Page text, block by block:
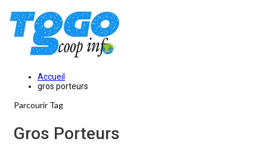
Accueil
gros porteurs
Parcourir Tag
Gros Porteurs